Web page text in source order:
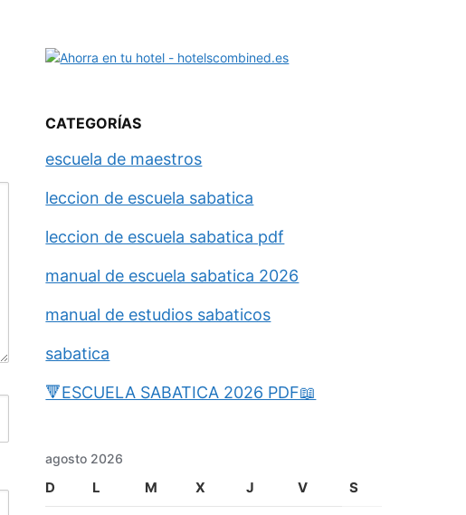
CATEGORÍAS
escuela de maestros
leccion de escuela sabatica
leccion de escuela sabatica pdf
manual de escuela sabatica 2026
manual de estudios sabaticos
sabatica
🔻ESCUELA SABATICA 2026 PDF📖
agosto 2026
D L M X J V S